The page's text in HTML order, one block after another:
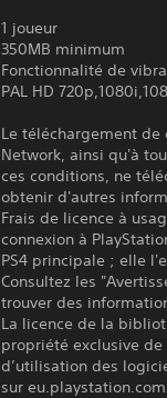
1 joueur
350MB minimum
Fonctionnalité de
PAL HD
Le téléchargement
Network, ainsi qu'à
ces conditions, ne
obtenir d'autres
Frais de licence à
connexion à
PS4 principale ; elle
Consultez les
trouver des
La licence de la
propriété exclusive de
d’utilisation des
sur